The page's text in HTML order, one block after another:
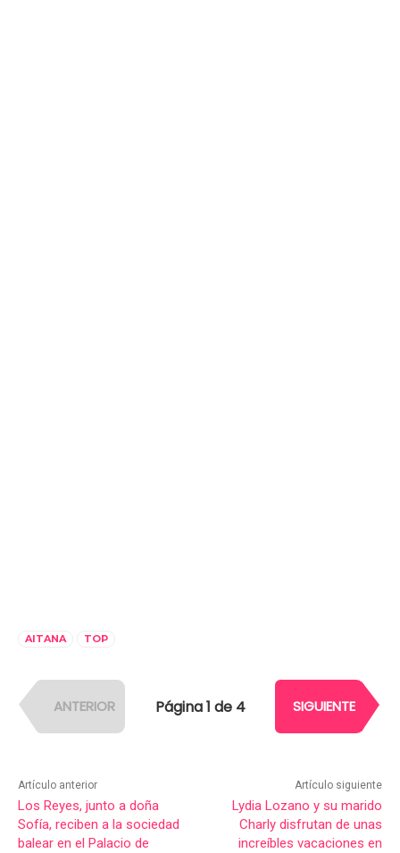
AITANA TOP
ANTERIOR Página 1 de 4 SIGUIENTE
Artículo anterior
Los Reyes, junto a doña
Sofía, reciben a la sociedad
balear en el Palacio de
Artículo siguiente
Lydia Lozano y su marido
Charly disfrutan de unas
increíbles vacaciones en